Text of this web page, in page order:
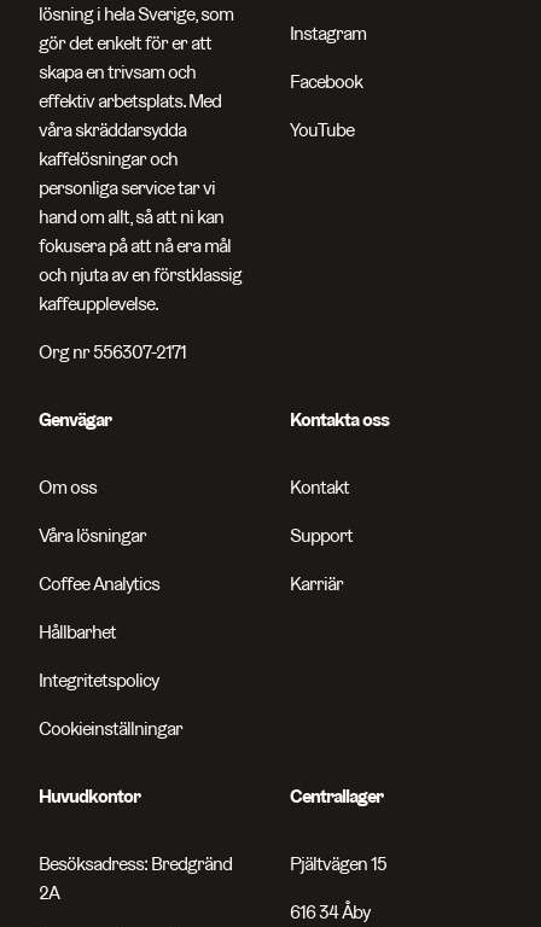
Sök efter sidor, produkter, kontaktpersoner, artikelnummer och
lösning i hela Sverige, som
gör det enkelt för er att
skapa en trivsam och
effektiv arbetsplats. Med
våra skräddarsydda
kaffelösningar och
personliga service tar vi
hand om allt, så att ni kan
fokusera på att nå era mål
och njuta av en förstklassig
kaffeupplevelse.
Org nr 556307-2171
Instagram
Facebook
YouTube
Genvägar
Om oss
Våra lösningar
Coffee Analytics
Hållbarhet
Integritetspolicy
Cookieinställningar
Kontakta oss
Kontakt
Support
Karriär
Huvudkontor
Besöksadress: Bredgränd
2A
Centrallager
Pjältvägen 15
616 34 Åby